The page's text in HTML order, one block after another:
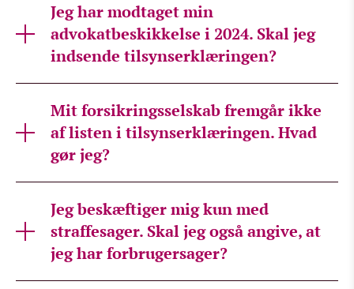
Jeg har modtaget min
advokatbeskikkelse i 2024. Skal jeg
indsende tilsynserklæringen?
Mit forsikringsselskab fremgår ikke
af listen i tilsynserklæringen. Hvad
gør jeg?
Jeg beskæftiger mig kun med
straffesager. Skal jeg også angive, at
jeg har forbrugersager?